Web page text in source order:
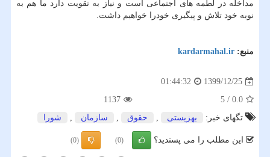
مداخله در لطمه های اجتماعی است و نیاز به تقویت دارد ما هم به
نوبه خود تلاش و پیگیری خودرا خواهیم داشت.
منبع: kardarmahal.ir
1399/12/25
01:44:32
0.0
/
5
1137
تگهای خبر:
بهزیستی , حقوق , سازمان , شورا
این مطلب را می پسندید؟ (0)
(0)